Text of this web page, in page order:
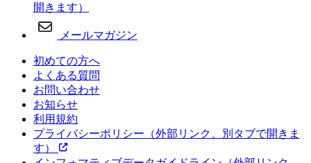
開きます）
メールマガジン
初めての方へ
よくある質問
お問い合わせ
お知らせ
利用規約
プライバシーポリシー （外部リンク、別タブで開きま
す）